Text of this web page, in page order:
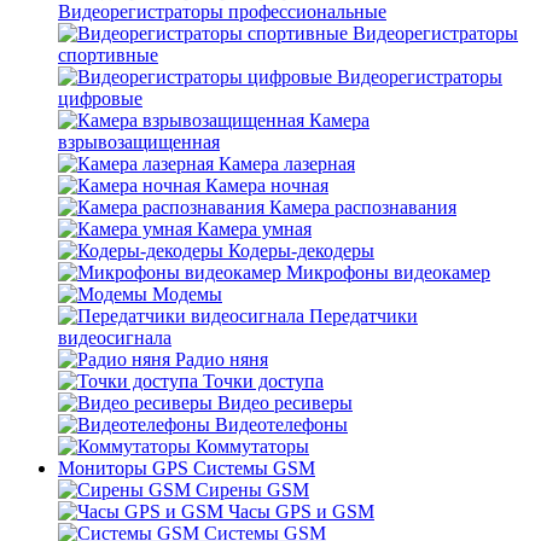
Видеорегистраторы профессиональные
Видеорегистраторы
спортивные
Видеорегистраторы
цифровые
Камера
взрывозащищенная
Камера лазерная
Камера ночная
Камера распознавания
Камера умная
Кодеры-декодеры
Микрофоны видеокамер
Модемы
Передатчики
видеосигнала
Радио няня
Точки доступа
Видео ресиверы
Видеотелефоны
Коммутаторы
Мониторы GPS Системы GSM
Сирены GSM
Часы GPS и GSM
Системы GSM